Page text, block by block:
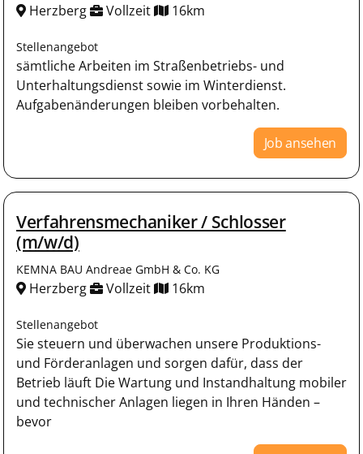
Herzberg Vollzeit 16km
Stellenangebot
sämtliche Arbeiten im Straßenbetriebs- und
Unterhaltungsdienst sowie im Winterdienst.
Aufgabenänderungen bleiben vorbehalten.
Job ansehen
Verfahrensmechaniker / Schlosser
(m/w/d)
KEMNA BAU Andreae GmbH & Co. KG
Herzberg Vollzeit 16km
Stellenangebot
Sie steuern und überwachen unsere Produktions-
und Förderanlagen und sorgen dafür, dass der
Betrieb läuft Die Wartung und Instandhaltung mobiler
und technischer Anlagen liegen in Ihren Händen –
bevor